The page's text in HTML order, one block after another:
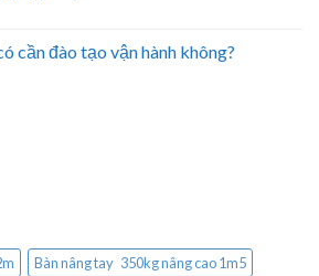
cần đào tạo vận hành không?
Bàn nâng tay 350kg nâng cao 1m5